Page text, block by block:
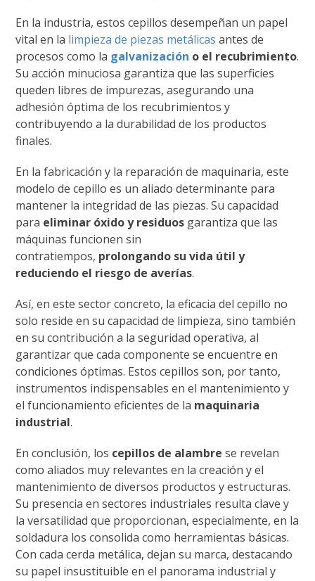
En la industria, estos cepillos desempeñan un papel
vital en la limpieza de piezas metálicas antes de
procesos como la galvanización o el recubrimiento.
Su acción minuciosa garantiza que las superficies
queden libres de impurezas, asegurando una
adhesión óptima de los recubrimientos y
contribuyendo a la durabilidad de los productos
finales.
En la fabricación y la reparación de maquinaria, este
modelo de cepillo es un aliado determinante para
mantener la integridad de las piezas. Su capacidad
para eliminar óxido y residuos garantiza que las
máquinas funcionen sin
contratiempos, prolongando su vida útil y
reduciendo el riesgo de averías.
Así, en este sector concreto, la eficacia del cepillo no
solo reside en su capacidad de limpieza, sino también
en su contribución a la seguridad operativa, al
garantizar que cada componente se encuentre en
condiciones óptimas. Estos cepillos son, por tanto,
instrumentos indispensables en el mantenimiento y
el funcionamiento eficientes de la maquinaria
industrial.
En conclusión, los cepillos de alambre se revelan
como aliados muy relevantes en la creación y el
mantenimiento de diversos productos y estructuras.
Su presencia en sectores industriales resulta clave y
la versatilidad que proporcionan, especialmente, en la
soldadura los consolida como herramientas básicas.
Con cada cerda metálica, dejan su marca, destacando
su papel insustituible en el panorama industrial y